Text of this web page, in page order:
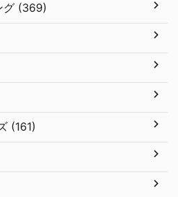
グ (369)
(161)